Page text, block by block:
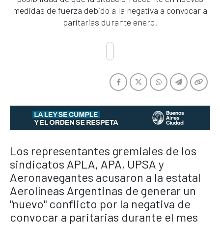
medidas de fuerza debido a la negativa a convocar a
paritarias durante enero.
Los representantes gremiales de los
sindicatos APLA, APA, UPSA y
Aeronavegantes acusaron a la estatal
Aerolíneas Argentinas de generar un
"nuevo" conflicto por la negativa de
convocar a paritarias durante el mes